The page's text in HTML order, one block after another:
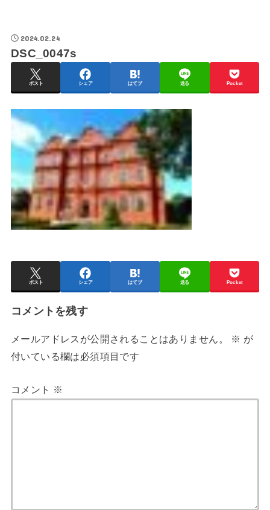
2024.02.24
DSC_0047s
ポスト シェア はてブ 送る Pocket
ポスト シェア はてブ 送る Pocket
コメントを残す
メールアドレスが公開されることはありません。 ※ が
付いている欄は必須項目です
コメント ※